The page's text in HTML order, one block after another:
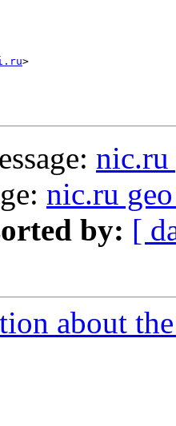
>
nic.ru
nic.ru geo
by: [
about